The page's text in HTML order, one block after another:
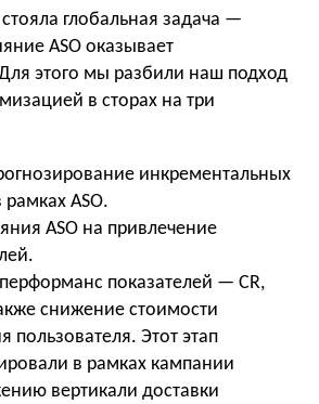
глобальная задача —
ASO оказывает
этого мы разбили наш подход
в сторах на три
инкрементальных
рамках ASO.
ASO на привлечение
показателей — CR,
снижение стоимости
пользователя. Этот этап
в рамках кампании
вертикали доставки